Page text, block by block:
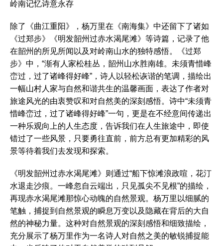
岭南记忆诗意永存
除了《曲江重阳》，杨万里在《南海集》中还留下了诸如
《过郑步》《明发韶州过赤水渴尾滩》等诗篇，记录了他
在韶州的所见所闻以及对岭南山水的独特感悟。《过郑
步》中，“渐有人家松桂丛，韶州山水胜南雄。未须青惜峰
峦过，过了诸峰得好峰”，诗人以轻松诙谐的笔调，描绘出
一幅山村人家与自然和谐共生的温馨画面，表达了作者对
旅途风光的由衷赞叹和对自然美的深刻感悟。诗中“未须青
惜峰峦过，过了诸峰得好峰”一句，更是在不经意间传递出
一种乐观向上的人生态度，告诉我们在人生旅途中，即使
错过了一些风景，只要勇往直前，前方总有更加精彩的风
景等待着我们去发现和探索。
《明发韶州过赤水渴尾滩》则通过“船下惊滩浪政喧，花汀
水退走沙痕。一峰忽自云端出，只见孤尖不见根”的描绘，
再现赤水渴尾滩那惊心动魄的自然景观。杨万里以细腻的
笔触，捕捉到自然景观的瞬息万变以及隐藏在背后的大自
然的神秘力量。这种对自然景观的深刻感悟和细致描绘，
充分展示了杨万里作为一名诗人对自然之美的敏锐捕捉能